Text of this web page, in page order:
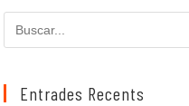
en
llocEntrades Recents